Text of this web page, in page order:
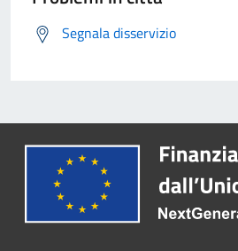
Segnala disservizio